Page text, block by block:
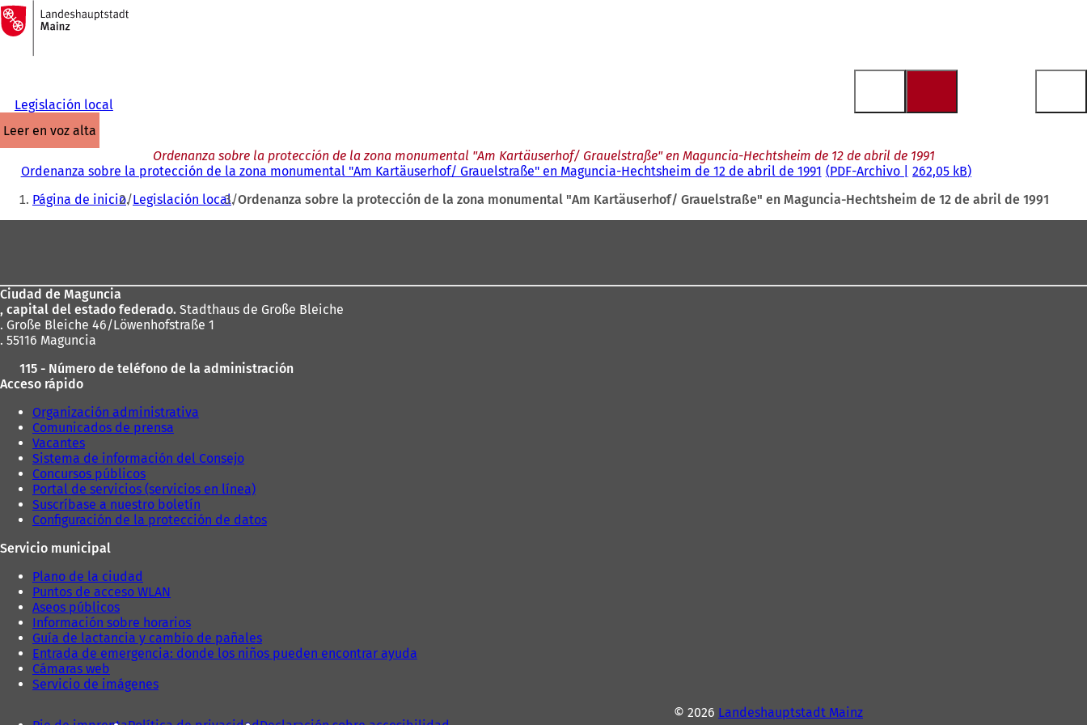
Saltar al contenido
A
la
página
Legislación local
leer en voz alta
Ordenanza sobre la protección de la zona monumental "Am Kartäuserhof/ Grauelstraße" en Maguncia-Hechtsheim de 12 de abril de 1991
Ordenanza sobre la protección de la zona monumental "Am Kartäuserhof/ Grauelstraße" en Maguncia-Hechtsheim de 12 de abril de 1991 PDF-Archivo 262,05 kB
Estás
aquí:
Página de inicio Legislación local Ordenanza sobre la protección de la zona monumental "Am Kartäuserhof/ Grauelstraße" en Maguncia-Hechtsheim de 12 de abril de 1991
pies
Ciudad de Maguncia
, capital del estado federado. Stadthaus de Große Bleiche
. Große Bleiche 46/Löwenhofstraße 1
. 55116 Maguncia
115 - Número de teléfono de la administración
Acceso rápido
Organización administrativa
Comunicados de prensa
Vacantes
Sistema de información del Consejo
Concursos públicos
Portal de servicios (servicios en línea)
Suscríbase a nuestro boletín
Configuración de la protección de datos
Servicio municipal
Plano de la ciudad
Puntos de acceso WLAN
Aseos públicos
Información sobre horarios
Guía de lactancia y cambio de pañales
Entrada de emergencia: donde los niños pueden encontrar ayuda
Cámaras web
Servicio de imágenes
© 2026 Landeshauptstadt Mainz